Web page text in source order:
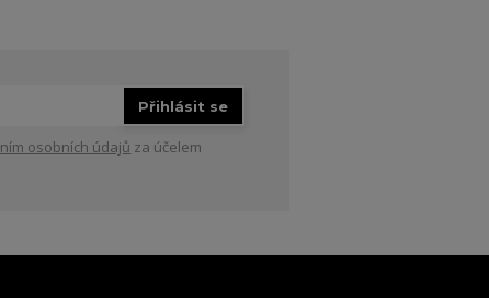
Přihlásit se
osobních údajů za účelem